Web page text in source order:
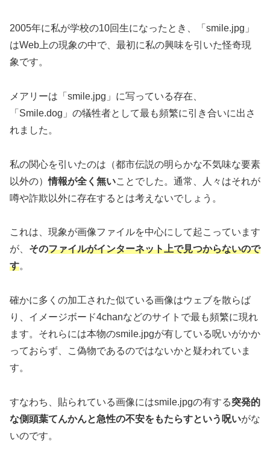
2005年に私が学校の10回生になったとき、「smile.jpg」
はWeb上の現象の中で、最初に私の興味を引いた怪奇現
象です。
メアリーは「smile.jpg」に写っている存在、
「Smile.dog」の犠牲者として最も頻繁に引き合いに出さ
れました。
私の関心を引いたのは（都市伝説の明らかな不気味な要素
以外の）情報が全く無いことでした。通常、
人々はそれが
噂や詐欺以外に存在するとは考えないでしょう。
これは、現象が画像ファイルを中心にして起こっています
が、 そのファイルがインターネット上で見つからないので
す。
確かに多くの加工された似ている画像はウェブを散らば
り、イメージボード4chanなどのサイトで最も頻繁に現れ
ます。それらには本物のsmile.jpgが有している呪いがかか
っておらず、こ偽物であるのではないかと疑われていま
す。
すなわち、貼られている画像にはsmile.jpgの有する突発的
な側頭葉てんかんと急性の不安をもたらすという呪いがな
いのです。